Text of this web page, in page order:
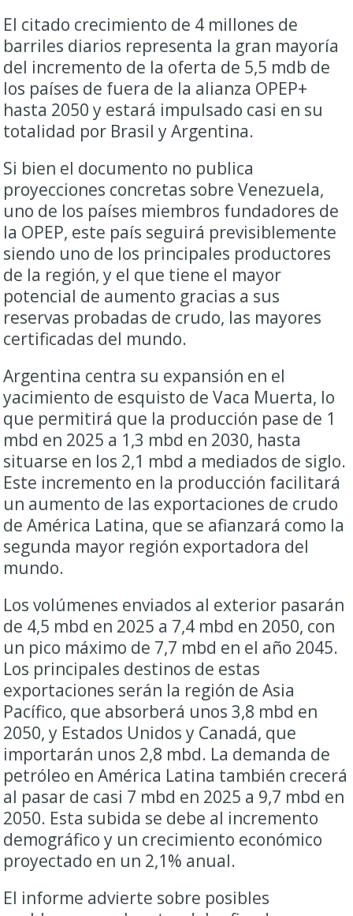
El citado crecimiento de 4 millones de
barriles diarios representa la gran mayoría
del incremento de la oferta de 5,5 mdb de
los países de fuera de la alianza OPEP+
hasta 2050 y estará impulsado casi en su
totalidad por Brasil y Argentina.
Si bien el documento no publica
proyecciones concretas sobre Venezuela,
uno de los países miembros fundadores de
la OPEP, este país seguirá previsiblemente
siendo uno de los principales productores
de la región, y el que tiene el mayor
potencial de aumento gracias a sus
reservas probadas de crudo, las mayores
certificadas del mundo.
Argentina centra su expansión en el
yacimiento de esquisto de Vaca Muerta, lo
que permitirá que la producción pase de 1
mbd en 2025 a 1,3 mbd en 2030, hasta
situarse en los 2,1 mbd a mediados de siglo.
Este incremento en la producción facilitará
un aumento de las exportaciones de crudo
de América Latina, que se afianzará como la
segunda mayor región exportadora del
mundo.
Los volúmenes enviados al exterior pasarán
de 4,5 mbd en 2025 a 7,4 mbd en 2050, con
un pico máximo de 7,7 mbd en el año 2045.
Los principales destinos de estas
exportaciones serán la región de Asia
Pacífico, que absorberá unos 3,8 mbd en
2050, y Estados Unidos y Canadá, que
importarán unos 2,8 mbd. La demanda de
petróleo en América Latina también crecerá
al pasar de casi 7 mbd en 2025 a 9,7 mbd en
2050. Esta subida se debe al incremento
demográfico y un crecimiento económico
proyectado en un 2,1% anual.
El informe advierte sobre posibles